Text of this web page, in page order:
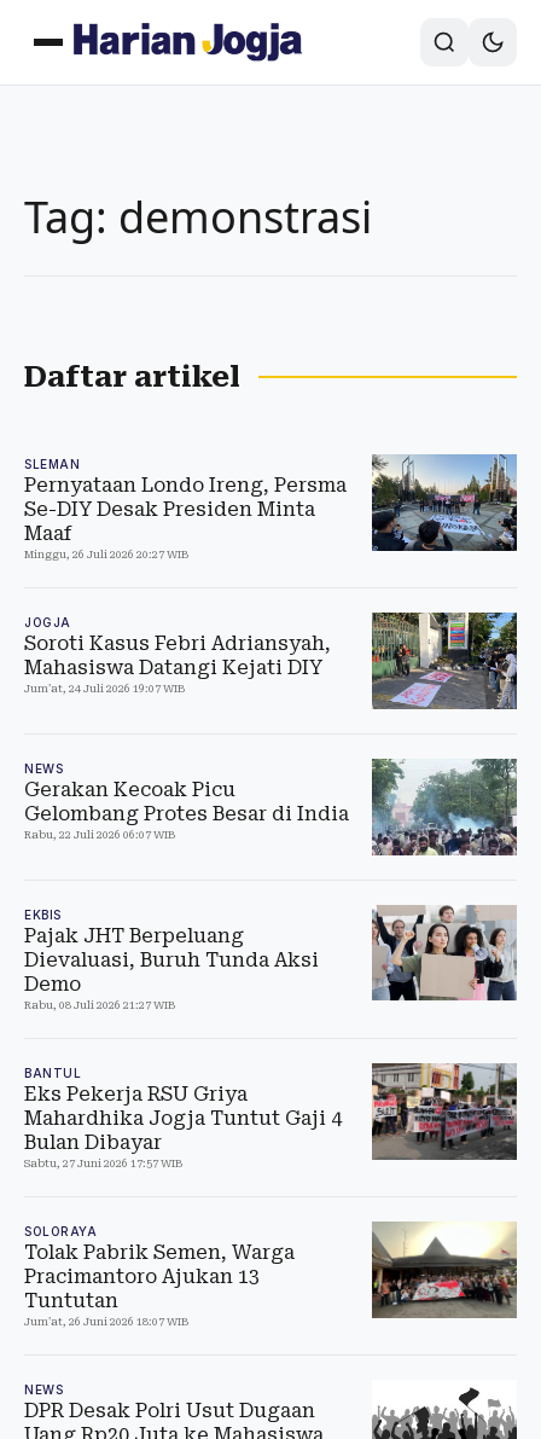
Tag: demonstrasi
Daftar artikel
SLEMAN
Pernyataan Londo Ireng, Persma
Se-DIY Desak Presiden Minta
Maaf
Minggu, 26 Juli 2026 20:27 WIB
JOGJA
Soroti Kasus Febri Adriansyah,
Mahasiswa Datangi Kejati DIY
Jum'at, 24 Juli 2026 19:07 WIB
NEWS
Gerakan Kecoak Picu
Gelombang Protes Besar di India
Rabu, 22 Juli 2026 06:07 WIB
EKBIS
Pajak JHT Berpeluang
Dievaluasi, Buruh Tunda Aksi
Demo
Rabu, 08 Juli 2026 21:27 WIB
BANTUL
Eks Pekerja RSU Griya
Mahardhika Jogja Tuntut Gaji 4
Bulan Dibayar
Sabtu, 27 Juni 2026 17:57 WIB
SOLORAYA
Tolak Pabrik Semen, Warga
Pracimantoro Ajukan 13
Tuntutan
Jum'at, 26 Juni 2026 18:07 WIB
NEWS
DPR Desak Polri Usut Dugaan
Uang Rp20 Juta ke Mahasiswa